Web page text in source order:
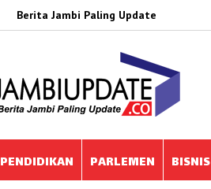
Berita Jambi Paling Update
PENDIDIKAN PARLEMEN BISNIS